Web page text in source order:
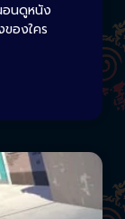
อนดูหนัง
ของใคร